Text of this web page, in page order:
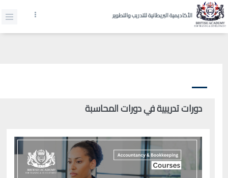
الأكاديمية البريطانية للتدريب والتطوير
دورات تدريبية في دورات المحاسبة